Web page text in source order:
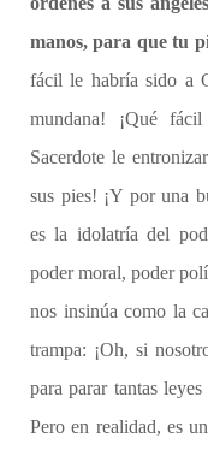
manos, para que tu
fácil le habría sido a
mundana! ¡Qué
Sacerdote le
sus pies! ¡Y por una
es la idolatría del
poder moral, poder
nos insinúa como la
trampa: ¡Oh, si
para parar tantas
Pero en realidad, es